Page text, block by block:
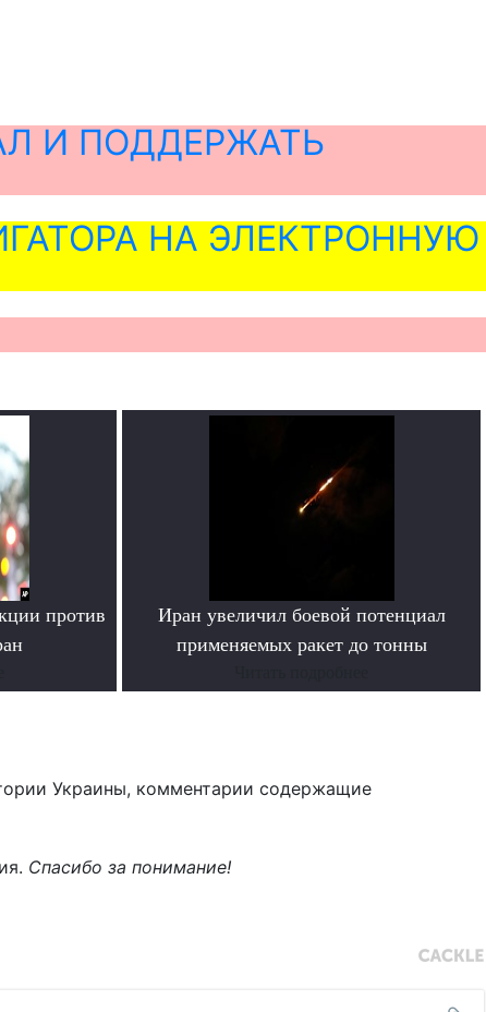
И ПОДДЕРЖАТЬ
НА ЭЛЕКТРОННУЮ
против
Иран увеличил боевой потенциал
применяемых ракет до тонны
Украины, комментарии содержащие
Спасибо за понимание!